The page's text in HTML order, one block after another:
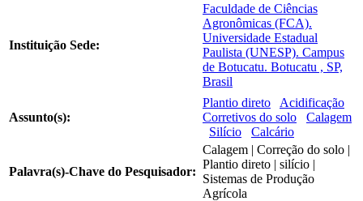
Instituição Sede:
Faculdade de Ciências
Agronômicas (FCA).
Universidade Estadual
Paulista (UNESP). Campus
de Botucatu. Botucatu , SP,
Brasil
Assunto(s):
Plantio direto
Acidificação
Corretivos do solo
Calagem
Silício
Calcário
Palavra(s)-Chave do Pesquisador:
Calagem | Correção do solo |
Plantio direto | silício |
Sistemas de Produção
Agrícola